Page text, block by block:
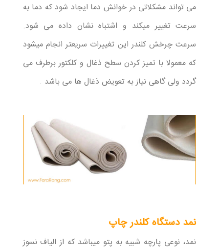
می تواند مشکلاتی در خوانش دما ایجاد شود که دما به
سرعت تغییر میکند و اشتباه نشان داده می شود.
سرعت چرخش کلندر این تغییرات سریعتر انجام میشود
که معمولا با تمیز کردن سطح ذغال و کلکتور برطرف می
گردد ولی گاهی نیاز به تعویض ذغال ها می باشد .
نمد دستگاه کلندر چاپ
نمد، نوعی پارچه شبیه به پتو میباشد که از الیاف نسوز